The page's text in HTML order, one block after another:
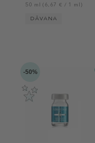
50 ml (6,67 € / 1 ml)
DĀVANA
-50%